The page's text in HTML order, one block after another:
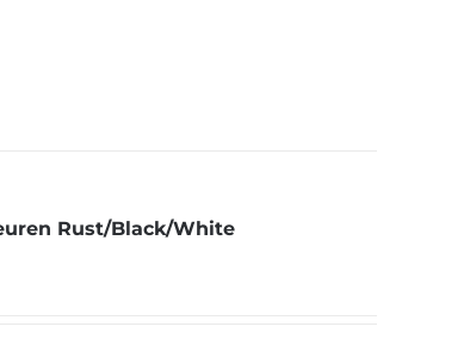
Rust/Black/White